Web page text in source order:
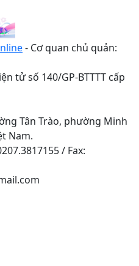
- Cơ quan chủ quản:
tử số 140/GP-BTTTT cấp
Tân Trào, phường Minh
Nam.
/ Fax: